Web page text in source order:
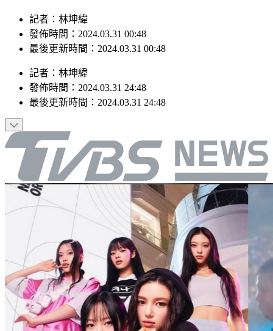
記者：林坤緯
發佈時間：2024.03.31 00:48
最後更新時間：2024.03.31 00:48
記者 ： 林坤緯
發佈時間： 2024.03.31 24:48
最後更新時間： 2024.03.31 24:48